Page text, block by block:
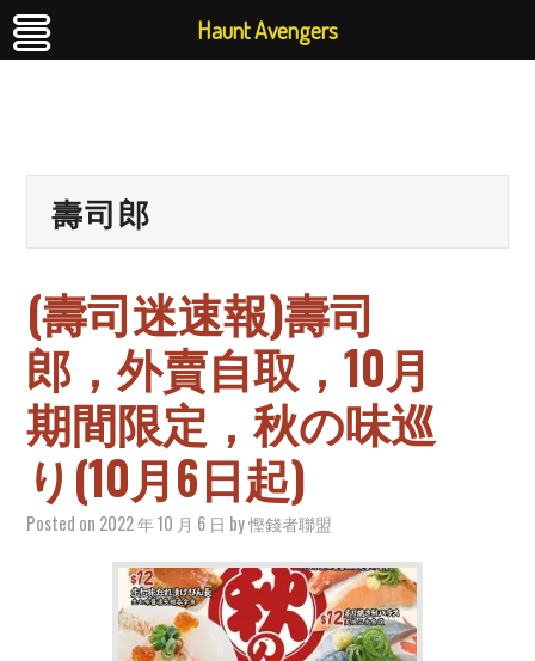
壽司郎
(壽司迷速報)壽司
郎，外賣自取，10月
期間限定，秋の味巡
り(10月6日起)
Posted on 2022 年 10 月 6 日 by慳錢者聯盟
Haunt Avengers